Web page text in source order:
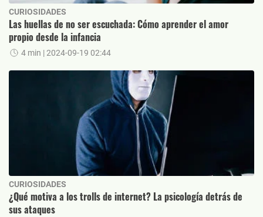
CURIOSIDADES
Las huellas de no ser escuchada: Cómo aprender el amor
propio desde la infancia
4 min | 2024-09-19 02:44
CURIOSIDADES
¿Qué motiva a los trolls de internet? La psicología detrás de
sus ataques